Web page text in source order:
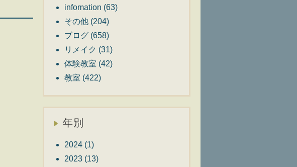
infomation (63)
その他 (204)
ブログ (658)
リメイク (31)
体験教室 (42)
教室 (422)
年別
2024 (1)
2023 (13)